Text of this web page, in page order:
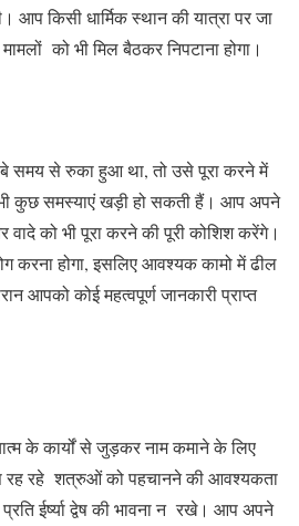
आप किसी धार्मिक स्थान की यात्रा पर जा
को भी मिल बैठकर निपटाना होगा।
समय से रुका हुआ था, तो उसे पूरा करने में
कुछ समस्याएं खड़ी हो सकती हैं। आप अपने
वादे को भी पूरा करने की पूरी कोशिश करेंगे।
होगा, इसलिए आवश्यक कामो में ढील
आपको कोई महत्वपूर्ण जानकारी प्राप्त
के कार्यों से जुड़कर नाम कमाने के लिए
रहे शत्रुओं को पहचानने की आवश्यकता
ईर्ष्या द्वेष की भावना न रखे। आप अपने